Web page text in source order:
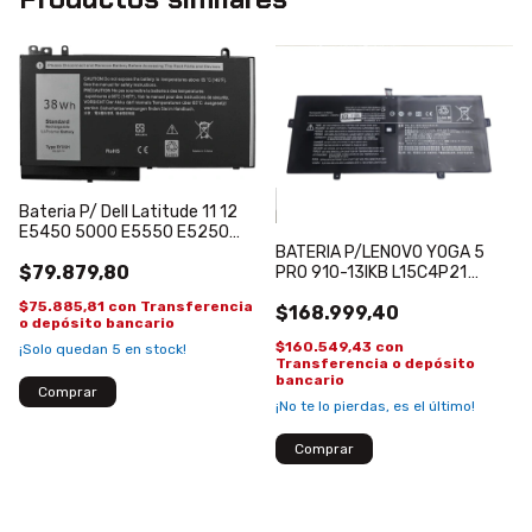
Bateria P/ Dell Latitude 11 12
E5450 5000 E5550 E5250
$79.879,80
$75.885,81 con Transferencia
o depósito bancario
¡Solo quedan 5 en stock!
BATERIA P/LENOVO YOGA 5
PRO 910-13IKB L15C4P21
$168.999,40
$160.549,43 con
Transferencia o depósito
bancario
¡No te lo pierdas, es el último!